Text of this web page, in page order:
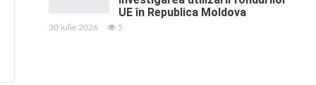
UE în Republica Moldova
30 iulie 2026 5